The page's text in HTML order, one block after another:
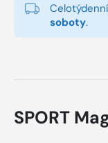
soboty.
SPORT